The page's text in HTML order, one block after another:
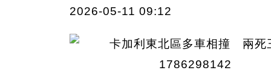
2026-05-11 09:12